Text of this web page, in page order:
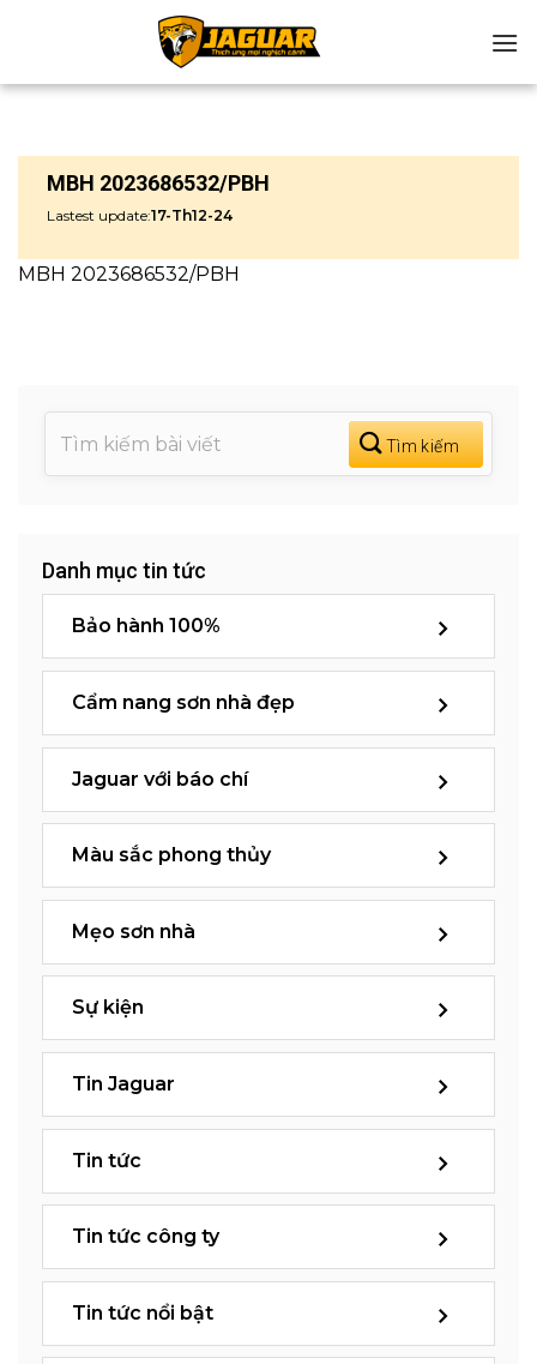
MBH 2023686532/PBH
Lastest update:17-Th12-24
MBH 2023686532/PBH
Danh mục tin tức
Bảo hành 100%
Cẩm nang sơn nhà đẹp
Jaguar với báo chí
Màu sắc phong thủy
Mẹo sơn nhà
Sự kiện
Tin Jaguar
Tin tức
Tin tức công ty
Tin tức nổi bật